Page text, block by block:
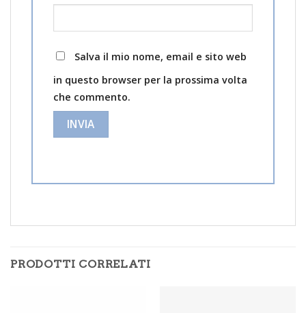
Salva il mio nome, email e sito web
in questo browser per la prossima volta
che commento.
PRODOTTI CORRELATI